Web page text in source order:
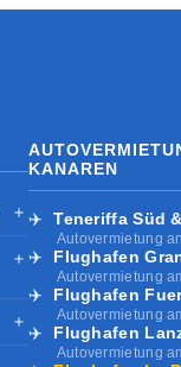
＋
＋
＋
KANAREN
✈️ Teneriffa Süd
Autovermietung
✈️ Flughafen
Autovermietung
✈️ Flughafen
Autovermietung
✈️ Flughafen
Autovermietung